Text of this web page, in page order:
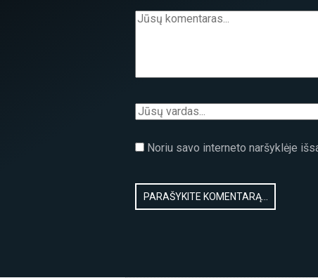
Noriu savo interneto naršyklėje